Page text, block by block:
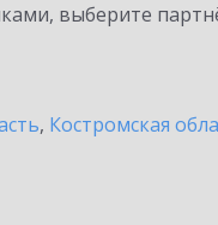
выберите
, Костромская